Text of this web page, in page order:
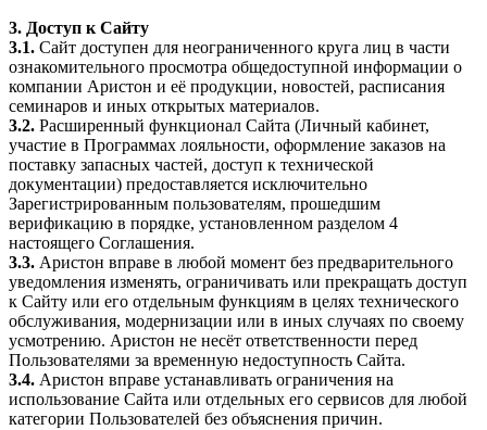
3. Доступ к Сайту
3.1. Сайт доступен для неограниченного круга лиц в части
ознакомительного просмотра общедоступной информации о
компании Аристон и её продукции, новостей, расписания
семинаров и иных открытых материалов.
3.2. Расширенный функционал Сайта (Личный кабинет,
участие в Программах лояльности, оформление заказов на
поставку запасных частей, доступ к технической
документации) предоставляется исключительно
Зарегистрированным пользователям, прошедшим
верификацию в порядке, установленном разделом 4
настоящего Соглашения.
3.3. Аристон вправе в любой момент без предварительного
уведомления изменять, ограничивать или прекращать доступ
к Сайту или его отдельным функциям в целях технического
обслуживания, модернизации или в иных случаях по своему
усмотрению. Аристон не несёт ответственности перед
Пользователями за временную недоступность Сайта.
3.4. Аристон вправе устанавливать ограничения на
использование Сайта или отдельных его сервисов для любой
категории Пользователей без объяснения причин.